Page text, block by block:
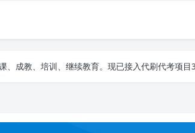
文献内容生成论文
、成教、培训、继续教育。现已接入代刷代考项目
、成教、培训、继续教育。现已接入代刷代考项目